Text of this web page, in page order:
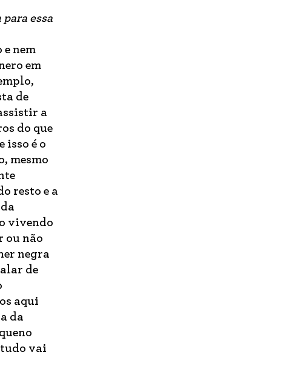
essa
nem
em
de
a
do que
isso é o
mesmo
resto e a
vivendo
ou não
negra
de
aqui
da
tudo vai